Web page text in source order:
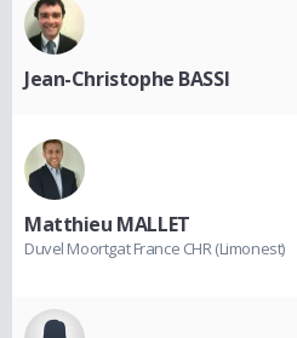
Jean-Christophe BASSI
Matthieu MALLET
Duvel Moortgat France CHR (Limonest)